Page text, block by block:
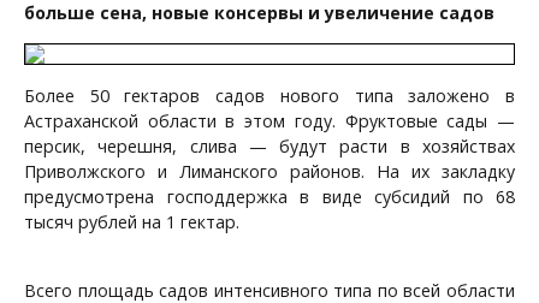
больше сена, новые консервы и увеличение садов
Более 50 гектаров садов нового типа заложено в
Астраханской области в этом году. Фруктовые сады —
персик, черешня, слива — будут расти в хозяйствах
Приволжского и Лиманского районов. На их закладку
предусмотрена господдержка в виде субсидий по 68
тысяч рублей на 1 гектар.
Всего площадь садов интенсивного типа по всей области